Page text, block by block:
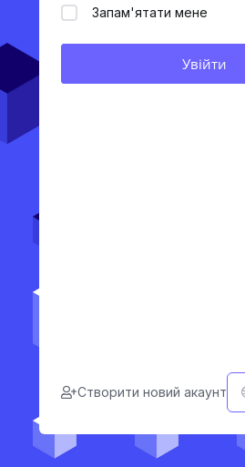
Запам'ятати мене
Створити новий акаунт